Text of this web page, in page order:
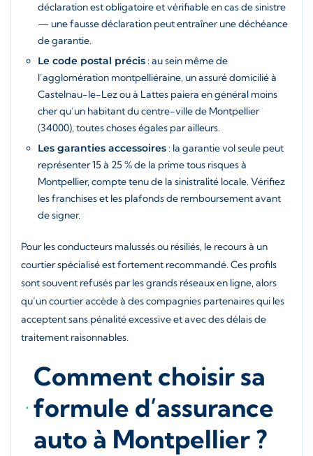
déclaration est obligatoire et vérifiable en cas de sinistre
— une fausse déclaration peut entraîner une déchéance
de garantie.
Le code postal précis : au sein même de
l’agglomération montpelliéraine, un assuré domicilié à
Castelnau-le-Lez ou à Lattes paiera en général moins
cher qu’un habitant du centre-ville de Montpellier
(34000), toutes choses égales par ailleurs.
Les garanties accessoires : la garantie vol seule peut
représenter 15 à 25 % de la prime tous risques à
Montpellier, compte tenu de la sinistralité locale. Vérifiez
les franchises et les plafonds de remboursement avant
de signer.
Pour les conducteurs malussés ou résiliés, le recours à un
courtier spécialisé est fortement recommandé. Ces profils
sont souvent refusés par les grands réseaux en ligne, alors
qu’un courtier accède à des compagnies partenaires qui les
acceptent sans pénalité excessive et avec des délais de
traitement raisonnables.
Comment choisir sa
formule d’assurance
auto à Montpellier ?